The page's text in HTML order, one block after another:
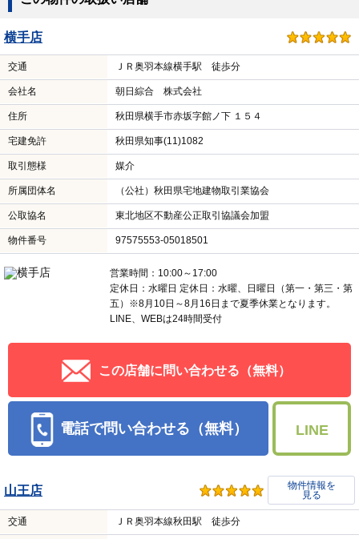
横手店
交通 ＪＲ奥羽本線横手駅 徒歩分
会社名 朝日綜合 株式会社
住所 秋田県横手市赤坂字館ノ下 １５４
宅建免許 秋田県知事(11)1082
取引態様 媒介
所属団体名 （公社）秋田県宅地建物取引業協会
公取協名 東北地区不動産公正取引協議会加盟
物件番号 97575553-05018501
営業時間：10:00～17:00
定休日：水曜日 定休日：水曜、日曜日（第一・第三・第
五）※8月10日～8月16日まで夏季休業となります。
LINE、WEBは24時間受付
この店舗に問い合わせる（無料）
電話で問い合わせる（無料） LINE
山王店
物件情報を
見る
交通 ＪＲ奥羽本線秋田駅 徒歩分